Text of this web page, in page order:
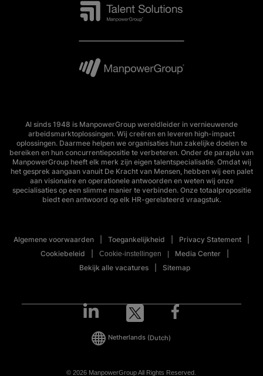
Al sinds 1948 is ManpowerGroup wereldleider in vernieuwende
arbeidsmarktoplossingen. Wij creëren en leveren high-impact
oplossingen. Daarmee helpen we organisaties hun zakelijke doelen te
bereiken en hun concurrentiepositie te verbeteren. Onder de paraplu van
ManpowerGroup heeft elk merk zijn eigen talentspecialisatie. Omdat wij
het gesprek aangaan vanuit De Kracht van Mensen, hebben wij een palet
aan visionaire en operationele antwoorden en weten wij onze
specialisaties op een slimme manier te verbinden. Onze totaalpropositie
biedt een antwoord op elk HR-gerelateerd vraagstuk.
Algemene voorwaarden Toegankelijkheid
Privacy Statement
Cookiebeleid
Cookie-instellingen
Media Center
Bekijk alle vacatures
Sitemap
© 2026 ManpowerGroup All Rights Reserved.
Netherlands (Dutch)